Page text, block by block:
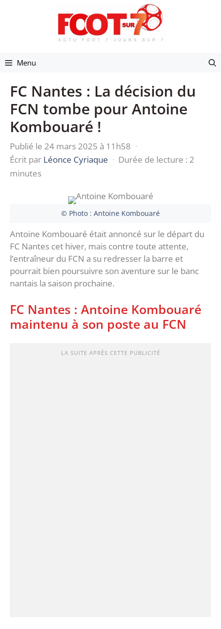
Menu
FC Nantes : La décision du
FCN tombe pour Antoine
Kombouaré !
Publié le 24 mars 2025 à 11h58 ·
Écrit par Léonce Cyriaque · Durée de lecture : 2
minutes
© Photo : Antoine Kombouaré
Antoine Kombouaré était annoncé sur le départ du
FC Nantes cet hiver, mais contre toute attente,
l’entraîneur du FCN a su redresser la barre et
pourrait bien poursuivre son aventure sur le banc
nantais la saison prochaine.
FC Nantes : Antoine Kombouaré
maintenu à son poste au FCN
LA SUITE APRÈS CETTE PUBLICITÉ